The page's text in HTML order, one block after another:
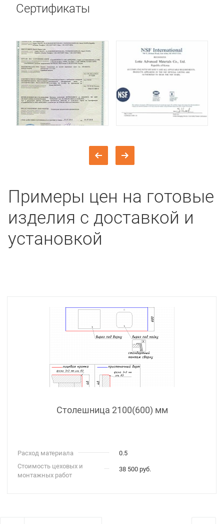
Сертификаты
Примеры цен на готовые
изделия с доставкой и
установкой
Столешница 2100(600) мм
Расход материала
0.5
Стоимость цеховых и
монтажных работ
38 500 руб.